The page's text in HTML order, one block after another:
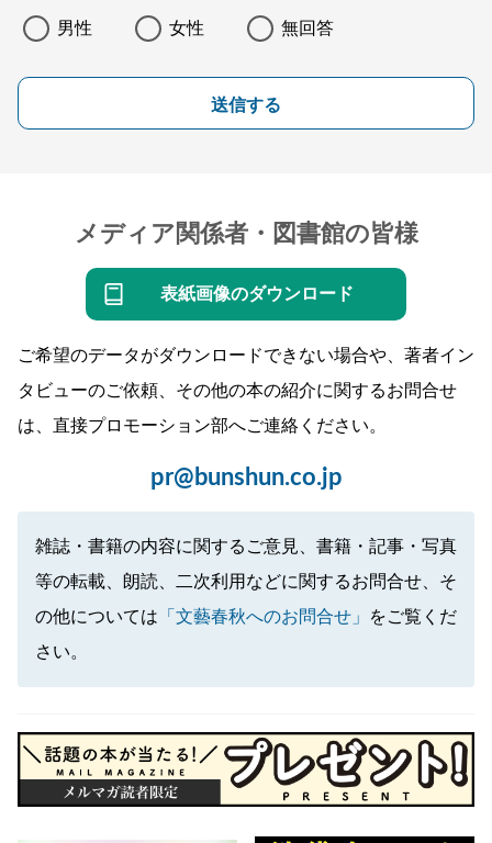
男性 女性 無回答
送信する
メディア関係者・図書館の皆様
表紙画像のダウンロード
ご希望のデータがダウンロードできない場合や、著者イン
タビューのご依頼、その他の本の紹介に関するお問合せ
は、直接プロモーション部へご連絡ください。
pr@bunshun.co.jp
雑誌・書籍の内容に関するご意見、書籍・記事・写真
等の転載、朗読、二次利用などに関するお問合せ、そ
の他については 「文藝春秋へのお問合せ」
をご覧くだ
さい。